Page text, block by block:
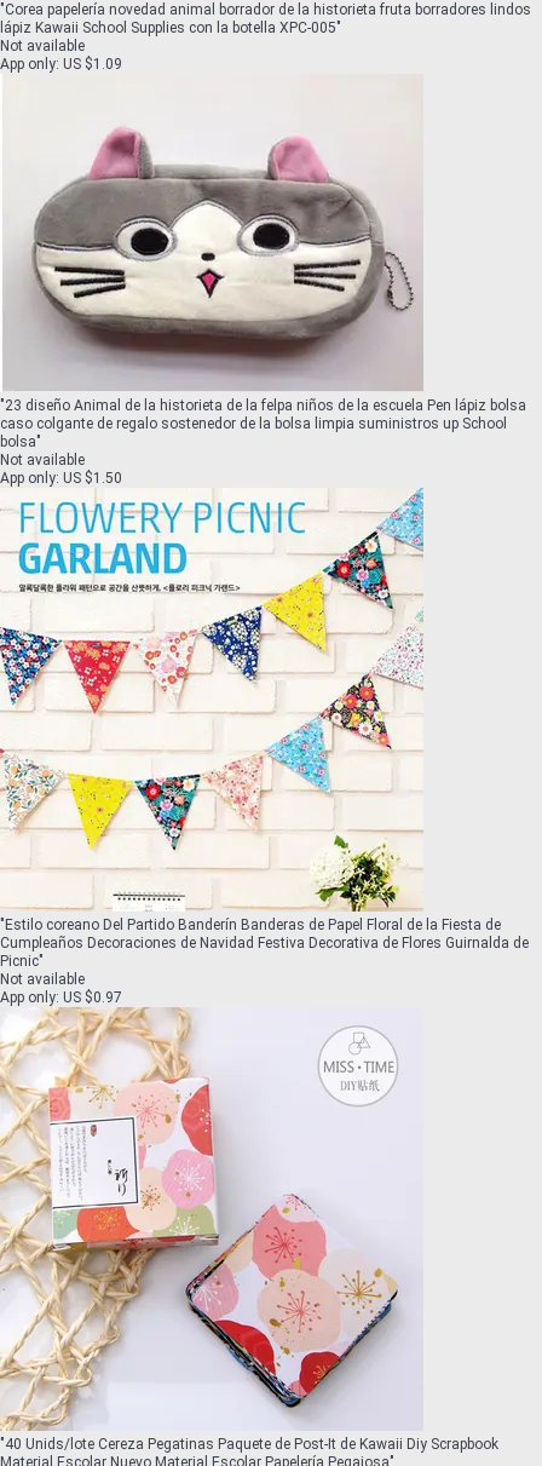
"Corea papelería novedad animal borrador de la historieta fruta borradores lindos
lápiz Kawaii School Supplies con la botella XPC-005"
Not available
App only: US $1.09
"23 diseño Animal de la historieta de la felpa niños de la escuela Pen lápiz bolsa
caso colgante de regalo sostenedor de la bolsa limpia suministros up School
bolsa"
Not available
App only: US $1.50
" Estilo coreano Del Partido Banderín Banderas de Papel Floral de la Fiesta de
Cumpleaños Decoraciones de Navidad Festiva Decorativa de Flores Guirnalda de
Picnic"
Not available
App only: US $0.97
"40 Unids/lote Cereza Pegatinas Paquete de Post-It de Kawaii Diy Scrapbook
Material Escolar Nuevo Material Escolar Papelería Pegajosa"